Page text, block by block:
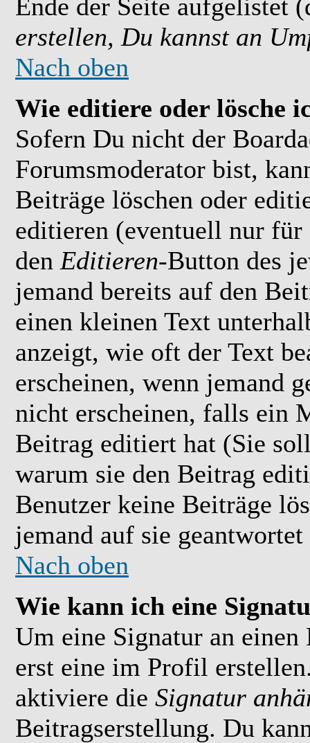
Ende der Seite aufgelistet
erstellen, Du kannst an
Nach oben
Wie editiere oder lösche
Sofern Du nicht der
Forumsmoderator bist,
Beiträge löschen oder
editieren (eventuell nur
den Editieren-Button des
jemand bereits auf den
einen kleinen Text
anzeigt, wie oft der Text
erscheinen, wenn jemand
nicht erscheinen, falls ein
Beitrag editiert hat (Sie
warum sie den Beitrag
Benutzer keine Beiträge
jemand auf sie geantwortet
Nach oben
Wie kann ich eine
Um eine Signatur an einen
erst eine im Profil
aktiviere die Signatur
Beitragserstellung. Du